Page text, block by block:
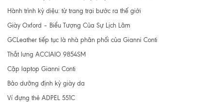
Hành trình kỳ diệu: từ trang trại bước ra thế giới
Giày Oxford – Biểu Tượng Của Sự Lịch Lãm
GCLeather tiếp tục là nhà phân phối của Gianni Conti
Thắt lưng ACCIAIO 9854SM
Cặp laptop Gianni Conti
Bảo dưỡng định kỳ giày da
Ví đựng thẻ ADPEL 551C